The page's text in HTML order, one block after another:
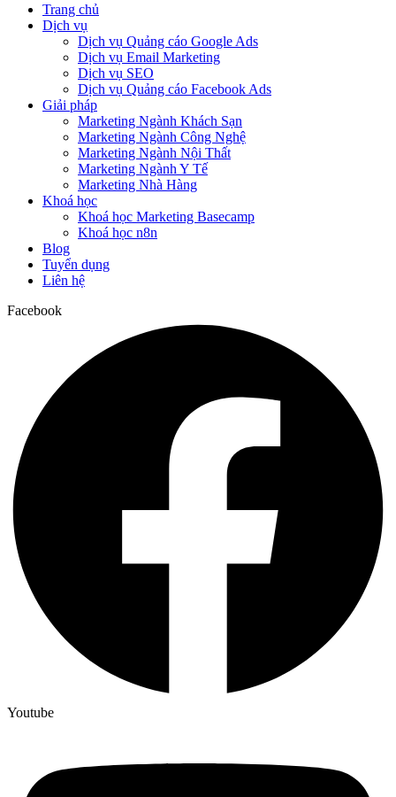
Trang chủ
Dịch vụ
Dịch vụ Quảng cáo Google Ads
Dịch vụ Email Marketing
Dịch vụ SEO
Dịch vụ Quảng cáo Facebook Ads
Giải pháp
Marketing Ngành Khách Sạn
Marketing Ngành Công Nghệ
Marketing Ngành Nội Thất
Marketing Ngành Y Tế
Marketing Nhà Hàng
Khoá học
Khoá học Marketing Basecamp
Khoá học n8n
Blog
Tuyển dụng
Liên hệ
Facebook
Youtube